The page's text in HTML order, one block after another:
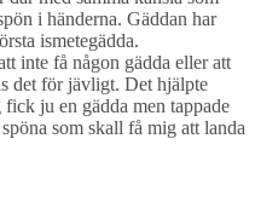
i händerna. Gäddan har
ismetegädda.
inte få någon gädda eller att
det för jävligt. Det hjälpte
ju en gädda men tappade
som skall få mig att landa